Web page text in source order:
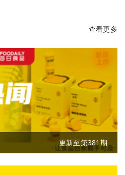
查看更多
更新至第381期